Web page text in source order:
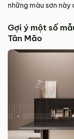
những màu sơn
Gợi ý một số
Tân Mão